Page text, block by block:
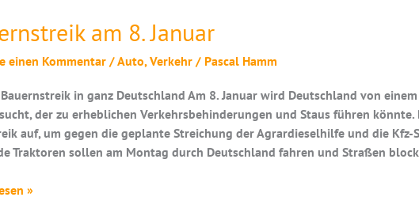
am 8. Januar
einen Kommentar/Auto,Verkehr / Pascal Hamm
in ganz Deutschland Am 8. Januar wird Deutschland von
der zu erheblichen Verkehrsbehinderungen und Staus führen
auf, um gegen die geplante Streichung der Agrardieselhilfe und die
Traktoren sollen am Montag durch Deutschland fahren und Straßen
»